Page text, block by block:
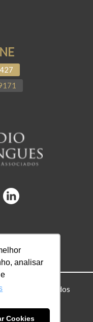
analisar
Cookies
direitos reservados